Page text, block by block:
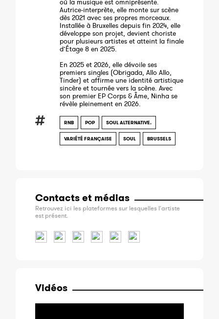
où la musique est omniprésente.
Autrice-interprète, elle monte sur scène
dès 2021 avec ses propres morceaux.
Installée à Bruxelles depuis fin 2024, elle
développe son projet, devient choriste
pour plusieurs artistes et atteint la finale
d’Étage 8 en 2025.
En 2025 et 2026, elle dévoile ses
premiers singles (Obrigada, Allo Allo,
Tinder) et affirme une identité artistique
sincère et tournée vers la scène. Avec
son premier EP Corps & Âme, Ninha se
révèle pleinement en 2026.
RNB POP SOUL ALTERNATIVE.
VARIÉTÉ FRANÇAISE SOUL BRUSSELS
Contacts et médias
Retrouvez ici les plateformes sur lesquelles l'artiste
est présent.
Vidéos